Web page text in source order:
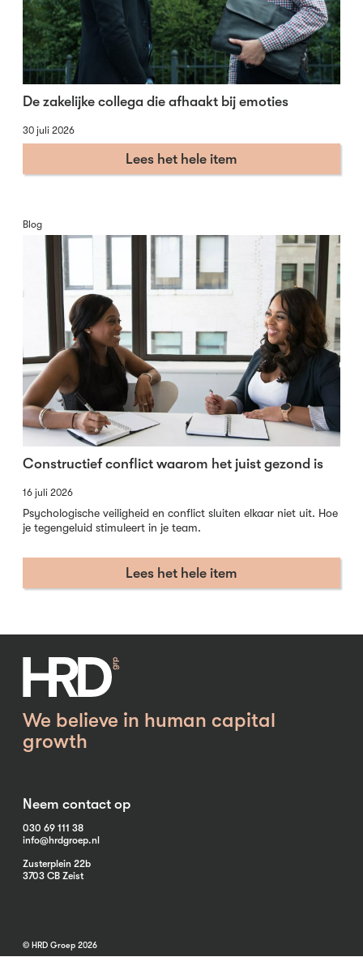
De zakelijke collega die afhaakt bij emoties
30 juli 2026
Lees het hele item
Blog
Constructief conflict waarom het juist gezond is
16 juli 2026
Psychologische veiligheid en conflict sluiten elkaar niet uit. Hoe
je tegengeluid stimuleert in je team.
Lees het hele item
We believe in human capital
growth
Neem contact op
030 69 111 38
info@hrdgroep.nl
Zusterplein 22b
3703 CB Zeist
© HRD Groep 2026